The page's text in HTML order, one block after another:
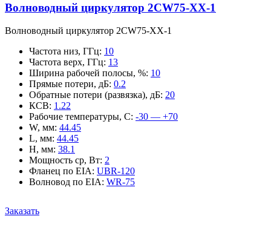
Волноводный циркулятор 2CW75-XX-1
Волноводный циркулятор 2CW75-XX-1
Частота низ, ГГц: 10
Частота верх, ГГц: 13
Ширина рабочей полосы, %: 10
Прямые потери, дБ: 0.2
Обратные потери (развязка), дБ: 20
КСВ: 1.22
Рабочие температуры, С: -30 — +70
W, мм: 44.45
L, мм: 44.45
H, мм: 38.1
Мощность ср, Вт: 2
Фланец по EIA: UBR-120
Волновод по EIA: WR-75
Заказать